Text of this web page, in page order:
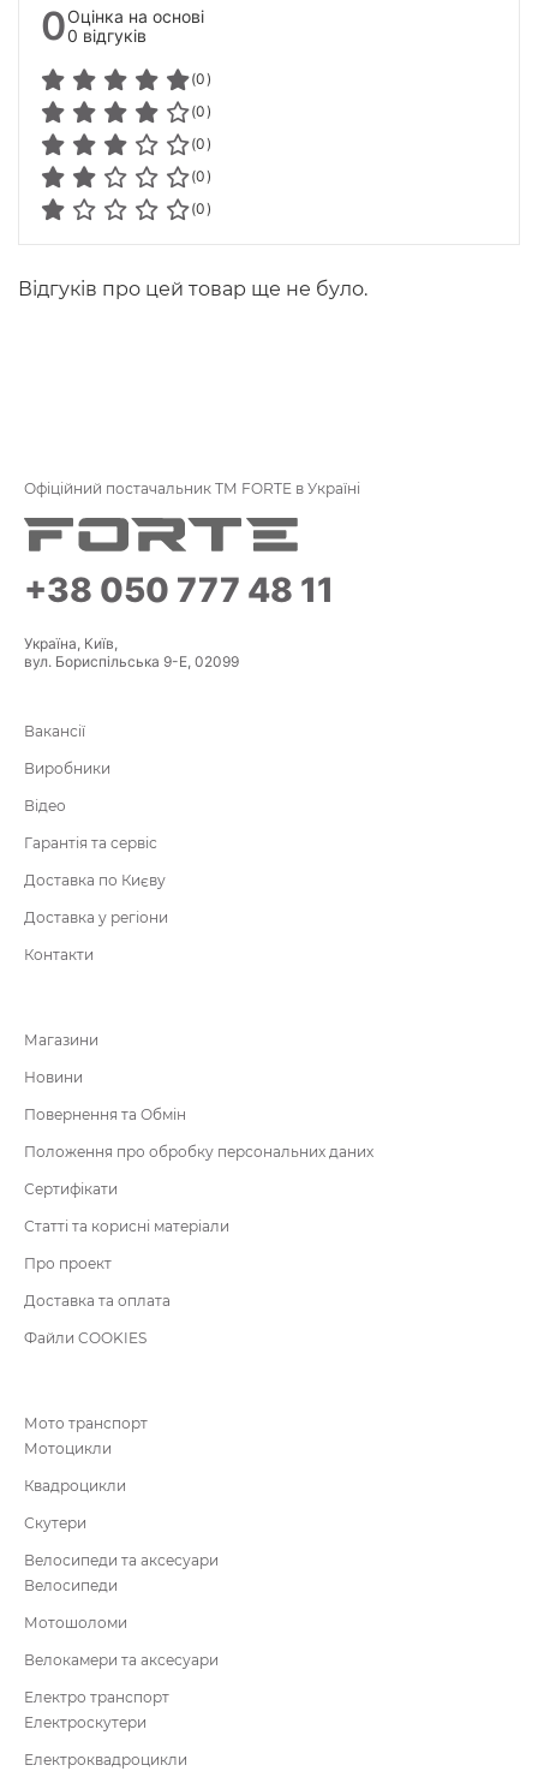
0Оцінка на основі
0 відгуків
(0)
(0)
(0)
(0)
(0)
Відгуків про цей товар ще не було.
Офіційний постачальник ТМ FORTE в Україні
+38 050 777 48 11
Україна, Київ,
вул. Бориспільська 9-Е, 02099
Вакансії
Виробники
Відео
Гарантія та сервіс
Доставка по Києву
Доставка у регіони
Контакти
Магазини
Новини
Повернення та Обмін
Положення про обробку персональних даних
Сертифікати
Статті та корисні матеріали
Про проект
Доставка та оплата
Файли COOKIES
Мото транспорт
Мотоцикли
Квадроцикли
Скутери
Велосипеди та аксесуари
Велосипеди
Мотошоломи
Велокамери та аксесуари
Електро транспорт
Електроскутери
Електроквадроцикли